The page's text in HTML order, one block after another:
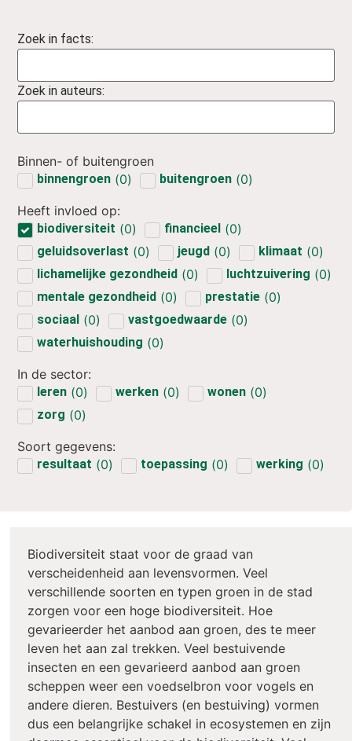
Zoek in facts:
Zoek in auteurs:
Binnen- of buitengroen
binnengroen (2) buitengroen (12
Heeft invloed op:
biodiversiteit (12 financieel (3
geluidsoverlast (2) jeugd (1) klimaat (2)
lichamelijke gezondheid (2) luchtzuivering (1)
mentale gezondheid (3) prestatie (1)
sociaal (2) vastgoedwaarde (2)
waterhuishouding (2)
In de sector:
leren (2) werken (2) wonen (2)
zorg (2)
Soort gegevens:
resultaat (4) toepassing (8) werking (4)
Biodiversiteit staat voor de graad van
verscheidenheid aan levensvormen. Veel
verschillende soorten en typen groen in de stad
zorgen voor een hoge biodiversiteit. Hoe
gevarieerder het aanbod aan groen, des te meer
leven het aan zal trekken. Veel bestuivende
insecten en een gevarieerd aanbod aan groen
scheppen weer een voedselbron voor vogels en
andere dieren. Bestuivers (en bestuiving) vormen
dus een belangrijke schakel in ecosystemen en zijn